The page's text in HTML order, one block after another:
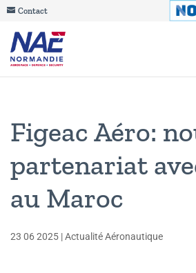
Contact
Figeac Aéro:
partenariat
au Maroc
23 06 2025 |Actualité Aéronautique